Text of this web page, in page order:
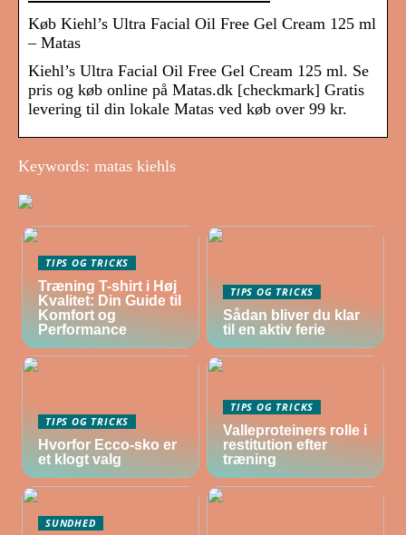
Køb Kiehl’s Ultra Facial Oil Free Gel Cream 125 ml
– Matas
Kiehl’s Ultra Facial Oil Free Gel Cream 125 ml. Se
pris og køb online på Matas.dk [checkmark] Gratis
levering til din lokale Matas ved køb over 99 kr.
Keywords: matas kiehls
TIPS OG TRICKS
Træning T-shirt i Høj
Kvalitet: Din Guide til
Komfort og
Performance
TIPS OG TRICKS
Sådan bliver du klar
til en aktiv ferie
TIPS OG TRICKS
Hvorfor Ecco-sko er
et klogt valg
TIPS OG TRICKS
Valleproteiners rolle i
restitution efter
træning
SUNDHED